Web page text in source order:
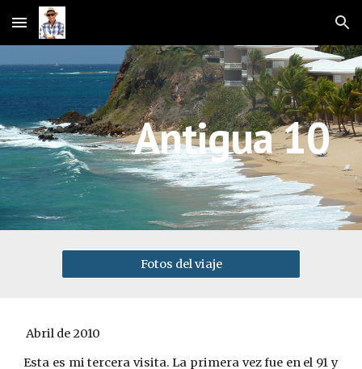
Skip to main content Skip to navigation
Antigua 10
Fotos del viaje
Abril de 2010
Esta es mi tercera visita. La primera vez fue en el 91 y